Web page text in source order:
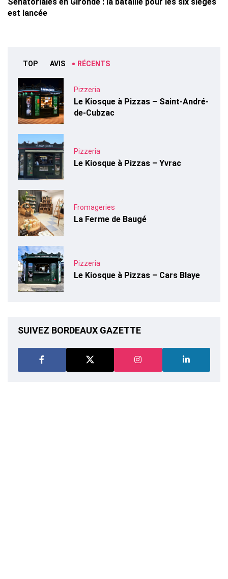
est lancée
TOP AVIS RÉCENTS
Pizzeria
Le Kiosque à Pizzas – Saint-André-
de-Cubzac
Pizzeria
Le Kiosque à Pizzas – Yvrac
Fromageries
La Ferme de Baugé
Pizzeria
Le Kiosque à Pizzas – Cars Blaye
SUIVEZ BORDEAUX GAZETTE